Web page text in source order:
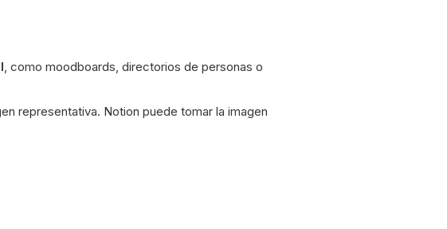
, como moodboards, directorios de personas o
representativa. Notion puede tomar la imagen